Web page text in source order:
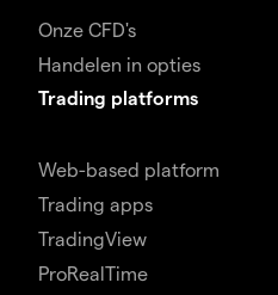
Onze CFD's
Handelen in opties
Trading platforms
Web-based platform
Trading apps
TradingView
ProRealTime